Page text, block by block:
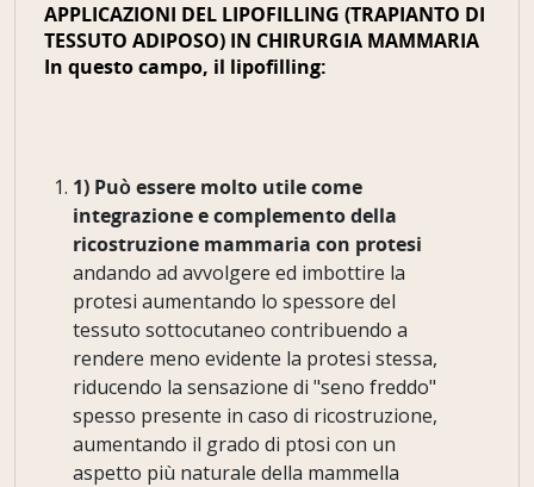
APPLICAZIONI DEL LIPOFILLING (TRAPIANTO DI
TESSUTO ADIPOSO) IN CHIRURGIA MAMMARIA
In questo campo, il lipofilling:
1) Può essere molto utile come
integrazione e complemento della
ricostruzione mammaria con protesi
andando ad avvolgere ed imbottire la
protesi aumentando lo spessore del
tessuto sottocutaneo contribuendo a
rendere meno evidente la protesi stessa,
riducendo la sensazione di "seno freddo"
spesso presente in caso di ricostruzione,
aumentando il grado di ptosi con un
aspetto più naturale della mammella